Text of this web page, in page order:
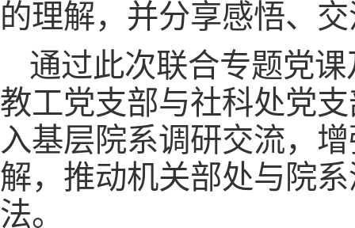
的理解，并分享感悟、
通过此次联合专题党
教工党支部与社科处党
入基层院系调研交流，
解，推动机关部处与院
法。